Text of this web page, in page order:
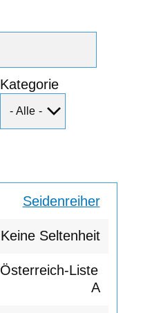
Kategorie
Seidenreiher
Keine Seltenheit
A